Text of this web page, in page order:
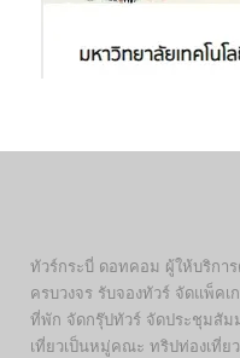
ทัวร์กระบี่ ดอทคอม ผู้ให้บริกา
ครบวงจร รับจองทัวร์ จัดแพ็คเ
ที่พัก จัดกรุ๊ปทัวร์ จัดประชุมสัม
เที่ยวเป็นหมู่คณะ ทริปท่องเที่ย